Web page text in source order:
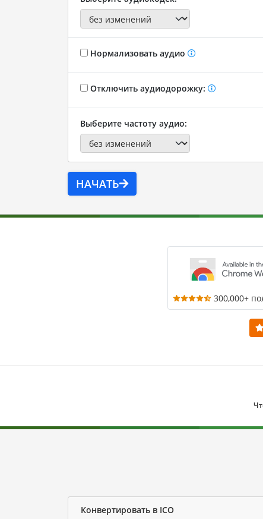
Нормализовать аудио
Отключить аудиодорожку:
Выберите частоту аудио:
НАЧАТЬ
300,000+
Конвертировать в ICO